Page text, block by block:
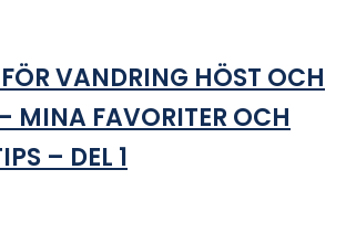
VANDRING HÖST OCH
MINA FAVORITER OCH
– DEL 1